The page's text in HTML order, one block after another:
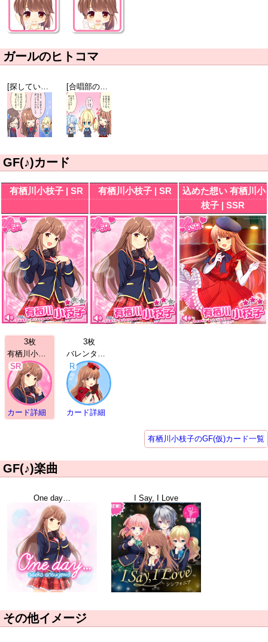
ガールのヒトコマ
GF(♪)カード
有栖川小枝子 | SR 有栖川小枝子 | SR
込めた想い 有栖川小
枝子 | SSR
3枚
SR
カード詳細
3枚
R
カード詳細
有栖川小枝子のGF(仮)カード一覧
GF(♪)楽曲
One day… I Say, I Love
その他イメージ